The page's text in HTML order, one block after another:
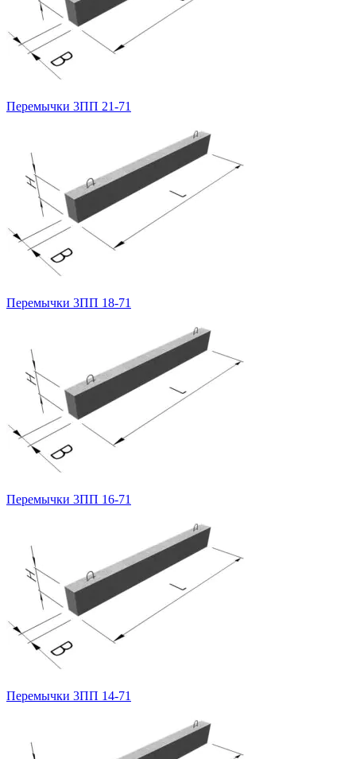
Перемычки 3ПП 21-71
Перемычки 3ПП 18-71
Перемычки 3ПП 16-71
Перемычки 3ПП 14-71